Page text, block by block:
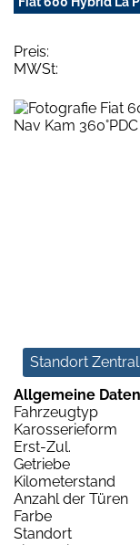
Preis:
MWSt:
Standort
Allgemeine
Fahrzeugtyp
Karosserieform
Erst-Zul.
Getriebe
Kilometerstand
Anzahl der Türen
Farbe
Standort